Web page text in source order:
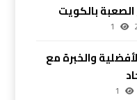
الصعبة بالكويت
1
والخبرة مع
1